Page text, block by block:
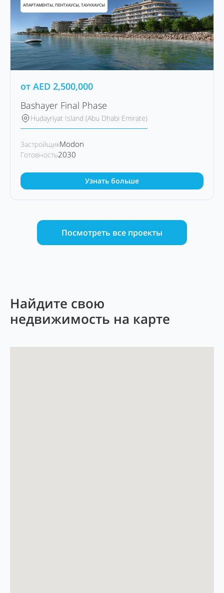
АПАРТАМЕНТЫ, ПЕНТХАУСЫ, ТАУНХАУСЫ
от AED 2,500,000
Bashayer Final Phase
Hudayriyat Island (Abu Dhabi Emirate)
ЗастройщикModon
Готовность2030
Узнать больше
Посмотреть все проекты
Найдите свою
недвижимость на карте